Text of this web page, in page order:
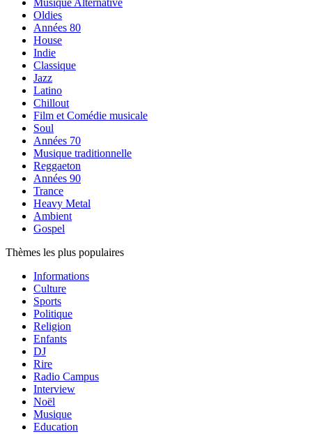
Musique Alternative
Oldies
Années 80
House
Indie
Classique
Jazz
Latino
Chillout
Film et Comédie musicale
Soul
Années 70
Musique traditionnelle
Reggaeton
Années 90
Trance
Heavy Metal
Ambient
Gospel
Thèmes les plus populaires
Informations
Culture
Sports
Politique
Religion
Enfants
DJ
Rire
Radio Campus
Interview
Noël
Musique
Education